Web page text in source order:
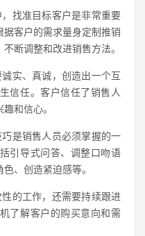
找准目标客户是非常重要
客户的需求量身定制推销
断调整和改进销售方法。
实、真诚，创造出一个互
信任。客户信任了销售人
和信心。
是销售人员必须掌握的一
引导式问答、调整口吻语
、创造紧迫感等。
的工作，还需要持续跟进
了解客户的购买意向和需